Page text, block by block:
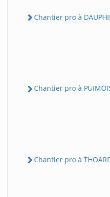
Chantier pro à
Chantier pro à
Chantier pro à